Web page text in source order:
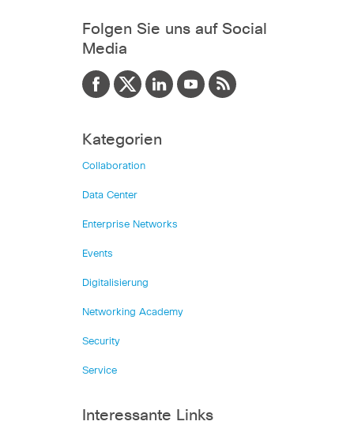
Folgen Sie uns auf Social
Media
Kategorien
Collaboration
Data Center
Enterprise Networks
Events
Digitalisierung
Networking Academy
Security
Service
Interessante Links